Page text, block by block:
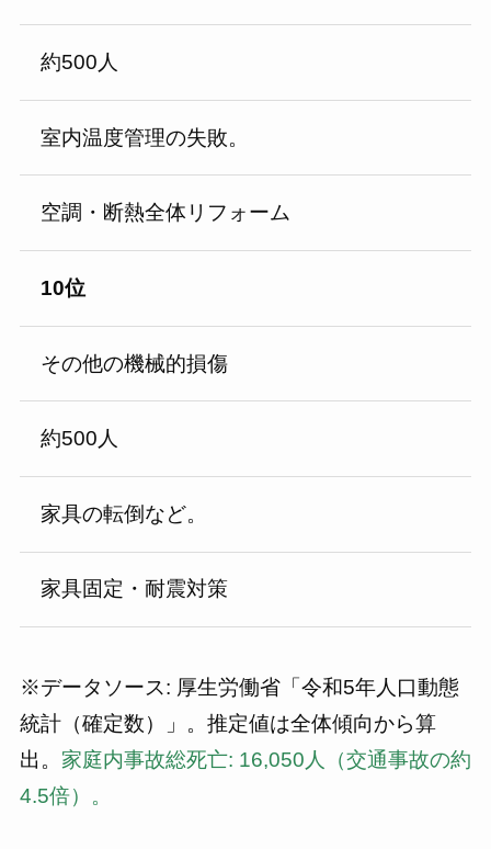
約500人
室内温度管理の失敗。
空調・断熱全体リフォーム
10位
その他の機械的損傷
約500人
家具の転倒など。
家具固定・耐震対策
※データソース: 厚生労働省「令和5年人口動態
統計（確定数）」。推定値は全体傾向から算
出。 家庭内事故総死亡: 16,050人（交通事故の約
4.5倍）。